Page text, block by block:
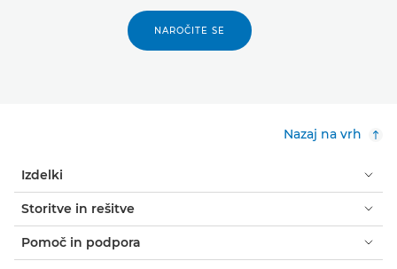
NAROČITE SE
Nazaj na vrh
Izdelki
Storitve in rešitve
Pomoč in podpora